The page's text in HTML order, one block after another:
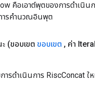
คือเอาต์พุตของการดำเนิน
ารคำนวณอินพุต
(ขอบเขต ขอบเขต , ค่า
ารดำเนินการ RiscConcat ใ